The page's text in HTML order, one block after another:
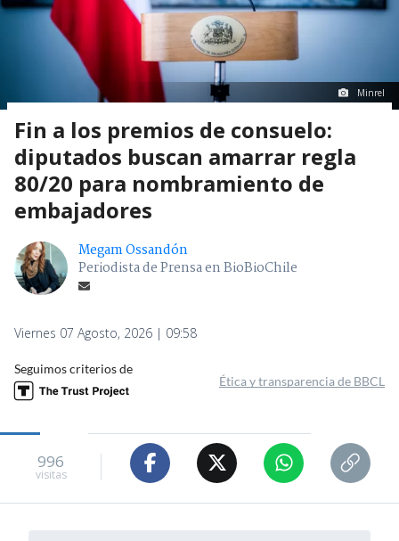
Minrel
Fin a los premios de consuelo:
diputados buscan amarrar regla
80/20 para nombramiento de
embajadores
Megam Ossandón
Periodista de Prensa en BioBioChile
Viernes 07 Agosto, 2026 | 09:58
Seguimos criterios de
Ética y transparencia de BBCL
996
visitas